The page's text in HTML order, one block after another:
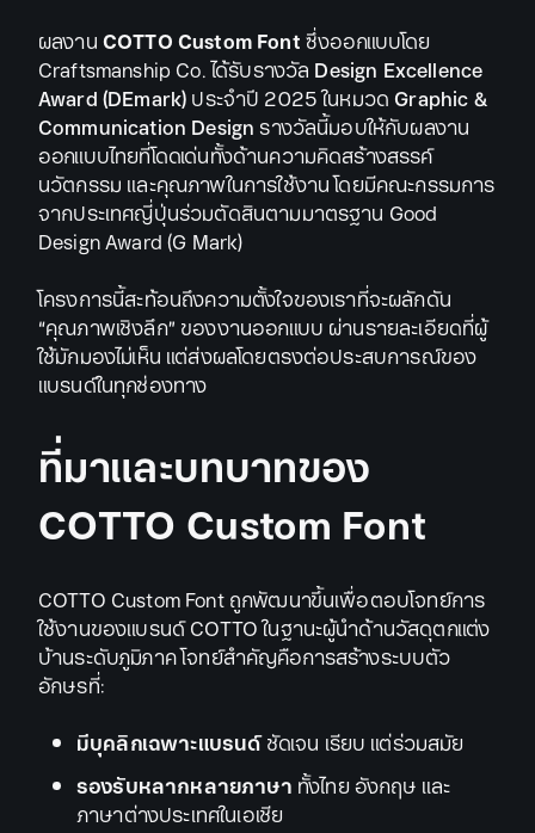
ผลงานCOTTO Custom Fontซึ่งออกแบบโดย
Craftsmanship Co. ได้รับรางวัล Design Excellence
Award (DEmark)ประจำปี 2025 ในหมวด Graphic &
Communication Designรางวัลนี้มอบให้กับผลงาน
ออกแบบไทยที่โดดเด่นทั้งด้านความคิดสร้างสรรค์
นวัตกรรม และคุณภาพในการใช้งาน โดยมีคณะกรรมการ
จากประเทศญี่ปุ่นร่วมตัดสินตามมาตรฐาน Good
Design Award (G Mark)
โครงการนี้สะท้อนถึงความตั้งใจของเราที่จะผลักดัน
“คุณภาพเชิงลึก” ของงานออกแบบ ผ่านรายละเอียดที่ผู้
ใช้มักมองไม่เห็น แต่ส่งผลโดยตรงต่อประสบการณ์ของ
แบรนด์ในทุกช่องทาง
ที่มาและบทบาทของ
COTTO Custom Font
COTTO Custom Font ถูกพัฒนาขึ้นเพื่อตอบโจทย์การ
ใช้งานของแบรนด์ COTTO ในฐานะผู้นำด้านวัสดุตกแต่ง
บ้านระดับภูมิภาค โจทย์สำคัญคือการสร้างระบบตัว
อักษรที่:
มีบุคลิกเฉพาะแบรนด์ชัดเจน เรียบ แต่ร่วมสมัย
รองรับหลากหลายภาษา ทั้งไทย อังกฤษ และ
ภาษาต่างประเทศในเอเชีย